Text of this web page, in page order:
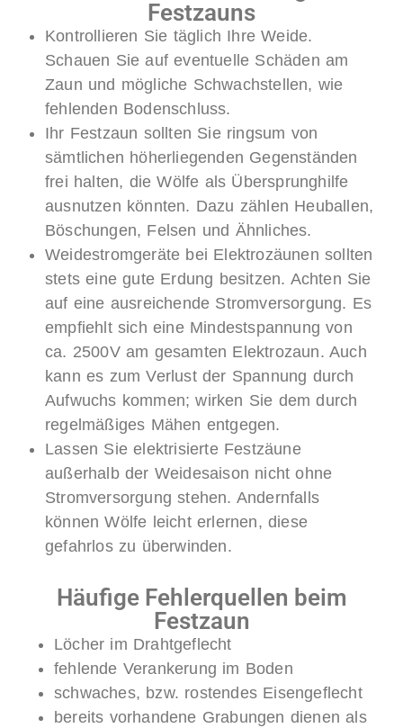
Festzauns
Kontrollieren Sie täglich Ihre Weide.
Schauen Sie auf eventuelle Schäden am
Zaun und mögliche Schwachstellen, wie
fehlenden Bodenschluss.
Ihr Festzaun sollten Sie ringsum von
sämtlichen höherliegenden Gegenständen
frei halten, die Wölfe als Übersprunghilfe
ausnutzen könnten. Dazu zählen Heuballen,
Böschungen, Felsen und Ähnliches.
Weidestromgeräte bei Elektrozäunen sollten
stets eine gute Erdung besitzen. Achten Sie
auf eine ausreichende Stromversorgung. Es
empfiehlt sich eine Mindestspannung von
ca. 2500V am gesamten Elektrozaun. Auch
kann es zum Verlust der Spannung durch
Aufwuchs kommen; wirken Sie dem durch
regelmäßiges Mähen entgegen.
Lassen Sie elektrisierte Festzäune
außerhalb der Weidesaison nicht ohne
Stromversorgung stehen. Andernfalls
können Wölfe leicht erlernen, diese
gefahrlos zu überwinden.
Häufige Fehlerquellen beim
Festzaun
Löcher im Drahtgeflecht
fehlende Verankerung im Boden
schwaches, bzw. rostendes Eisengeflecht
bereits vorhandene Grabungen dienen als